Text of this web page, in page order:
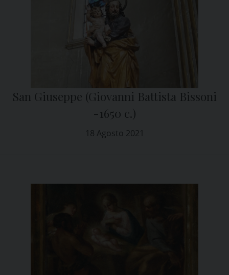
18 Agosto 2021
San Giuseppe (Giovanni Battista Bissoni
-1650 c.)